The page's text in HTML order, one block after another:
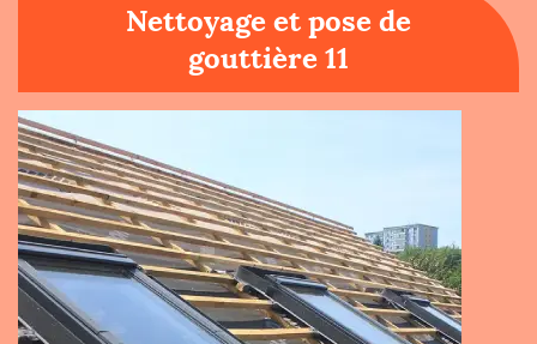
Nettoyage et pose de
gouttière 11